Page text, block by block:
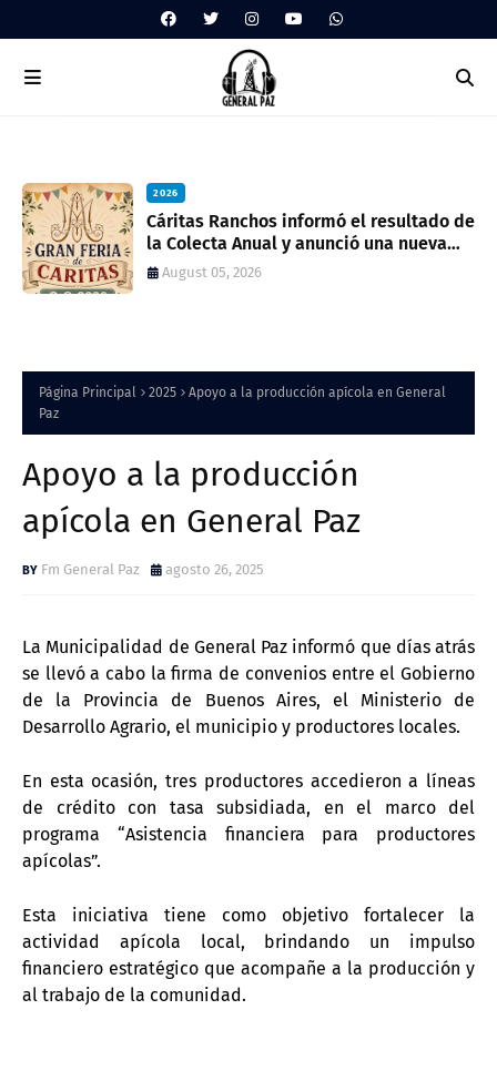
2026
Cáritas Ranchos informó el resultado de
la Colecta Anual y anunció una nueva
feria solidaria
August 05, 2026
Página Principal 2025
Apoyo a la producción apícola en General
Paz
Apoyo a la producción
apícola en General Paz
Fm General Paz agosto 26, 2025
La Municipalidad de General Paz informó que días atrás
se llevó a cabo la firma de convenios entre el Gobierno
de la Provincia de Buenos Aires, el Ministerio de
Desarrollo Agrario, el municipio y productores locales.
En esta ocasión, tres productores accedieron a líneas
de crédito con tasa subsidiada, en el marco del
programa “Asistencia financiera para productores
apícolas”.
Esta iniciativa tiene como objetivo fortalecer la
actividad apícola local, brindando un impulso
financiero estratégico que acompañe a la producción y
al trabajo de la comunidad.